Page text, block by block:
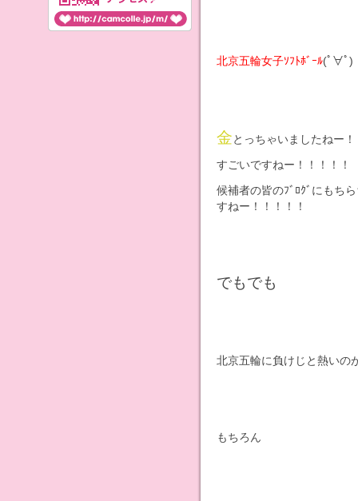
北京五輪女子ｿﾌﾄﾎﾞｰﾙ(ﾟ∀ﾟ)
金とっちゃいましたねー
すごいですねー！！！！！
候補者の皆のﾌﾞﾛｸﾞにもち
すねー！！！！！
でもでも
北京五輪に負けじと熱いの
もちろん